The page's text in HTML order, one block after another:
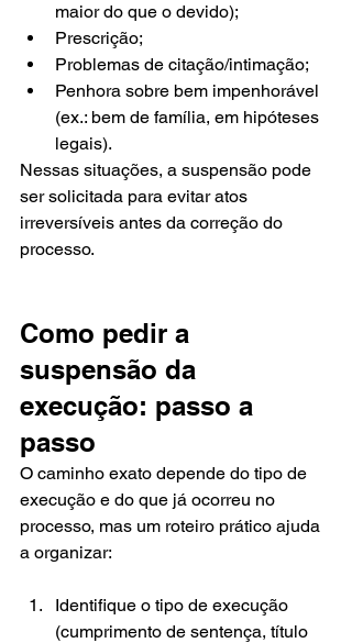
maior do que o devido);
Prescrição;
Problemas de citação/intimação;
Penhora sobre bem impenhorável
(ex.: bem de família, em hipóteses
legais).
Nessas situações, a suspensão pode
ser solicitada para evitar atos
irreversíveis antes da correção do
processo.
Como pedir a
suspensão da
execução: passo a
passo
O caminho exato depende do tipo de
execução e do que já ocorreu no
processo, mas um roteiro prático ajuda
a organizar:
Identifique o tipo de execução
(cumprimento de sentença, título